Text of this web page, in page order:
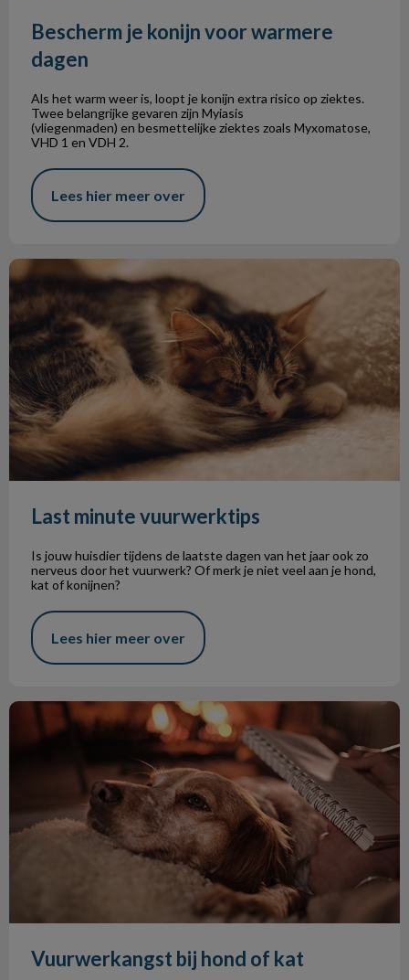
Bescherm je konijn voor warmere
dagen
Als het warm weer is, loopt je konijn extra risico op ziektes.
Twee belangrijke gevaren zijn Myiasis
(vliegenmaden) en besmettelijke ziektes zoals Myxomatose,
VHD 1 en VDH 2.
Lees hier meer over
Last minute vuurwerktips
Last minute vuurwerktips
Is jouw huisdier tijdens de laatste dagen van het jaar ook zo
nerveus door het vuurwerk? Of merk je niet veel aan je hond,
kat of konijnen?
Lees hier meer over
Vuurwerkangst bij hond of kat
Vuurwerkangst bij hond of kat